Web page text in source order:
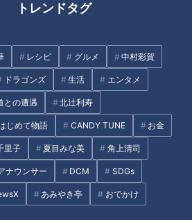
トレンドタグ
レシピ グルメ 中村彩賀
ドラゴンズ 生活 エンタメ
との遭遇 北辻利寿
じめて物語 CANDY TUNE お金
里子 夏目みな美 角上清司
ナウンサー DCM SDGs
あみやき亭 おでかけ
武道『なぎなた部』…部活動に
愛さ
ただ
りくりゅうペア「一番息が合う
と思えるのはもっと先」高みを
目指す2人の強みと魅力
向井慧